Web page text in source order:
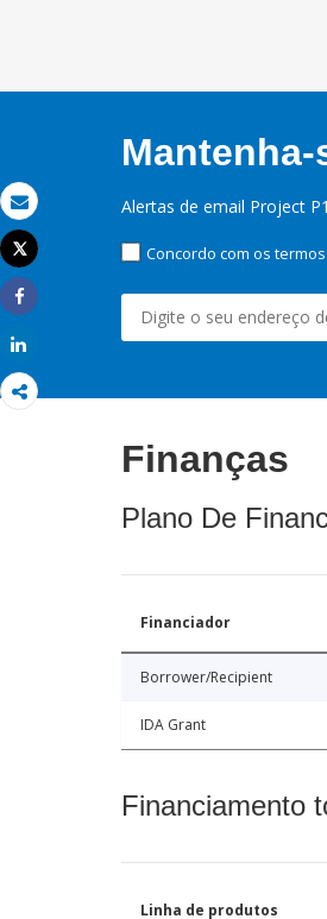
Email
Imprimir
Tweet
Share
Alertas de email Project
Concordo com os
Finanças
Plano De
Financiador
Borrower/Recipient
IDA Grant
Financiamento
Linha de produtos